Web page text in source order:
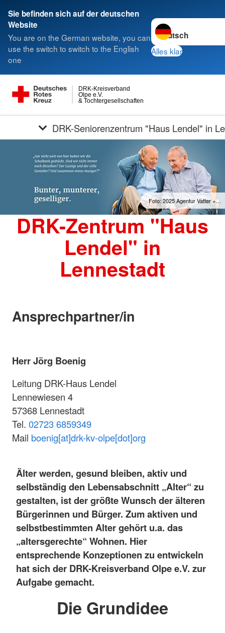
Sie befinden sich auf der deutschen
Website
You are on the German website, you can
use the switch to switch to the English
one
Sprache wechseln
Alles klar
& Tochtergesellschaften
Olpe e.V.
DRK-Kreisverband
DRK-Seniorenzentrum "Haus Lendel" in
Foto: 2025 Agentur Vatter +…
DRK-Zentrum "Haus
Lendel" in
Lennestadt
Ansprechpartner/in
Herr Jörg Boenig
Leitung DRK-Haus Lendel
Lennewiesen 4
57368 Lennestadt
Tel. 02723 6859349
Mail boenig[at]drk-kv-olpe[dot]org
Älter werden, gesund bleiben, aktiv und
selbständig den Lebensabschnitt „Alter“ zu
gestalten, ist der größte Wunsch der älteren
Bürgerinnen und Bürger. Zum aktiven und
selbstbestimmten Alter gehört u.a. das
„altersgerechte“ Wohnen. Hier
entsprechende Konzeptionen zu entwickeln
hat sich der DRK-Kreisverband Olpe e.V. zur
Aufgabe gemacht.
Die Grundidee